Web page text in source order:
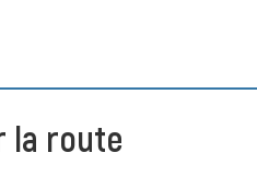
la route